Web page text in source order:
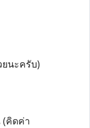
ยนะครับ)
(คิดค่า